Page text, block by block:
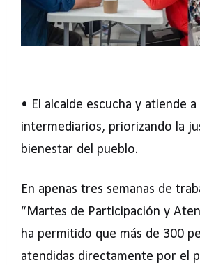
• El alcalde escucha y atiende
intermediarios, priorizando la
bienestar del pueblo.
En apenas tres semanas de
“Martes de Participación y
ha permitido que más de 300
atendidas directamente por el